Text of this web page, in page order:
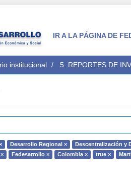
IR A LA PÁGINA DE
institucional 5. REPORTES DE
Desarrollo Regional × Descentralización y
Fedesarrollo × Colombia × true ×